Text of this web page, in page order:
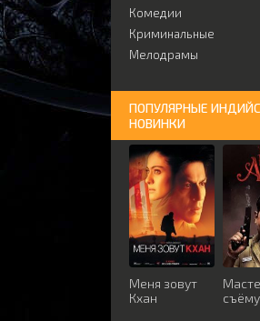
Комедии
Криминальные
Мелодрамы
ПОПУЛЯРНЫЕ
НОВИНКИ
Меня зовут
Кхан
съёму